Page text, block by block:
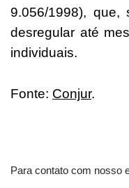
9.056/1998), que,
desregular até
individuais.
Fonte: Conjur.
Para contato com nosso